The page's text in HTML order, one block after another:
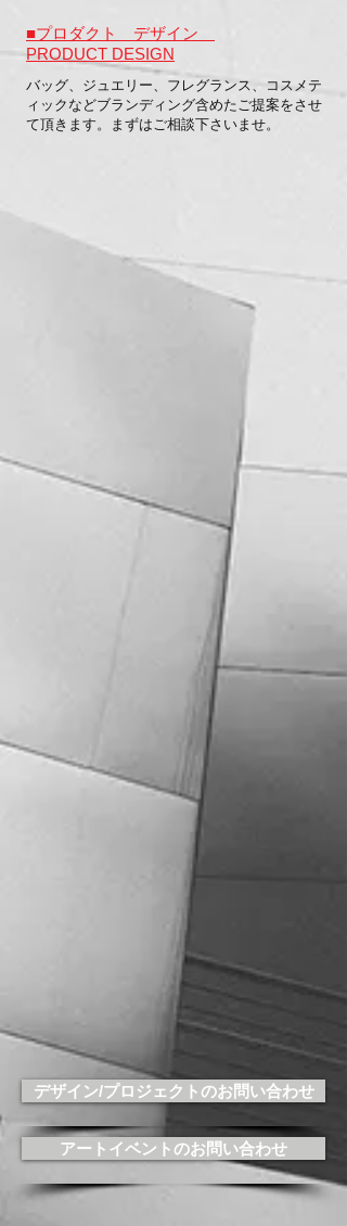
デザイン/プロジェクトのお問い合わせ
アートイベントのお問い合わせ
■プロダクト デザイン
PRODUCT DESIGN
バッグ、ジュエリー、フレグランス、コスメテ
ィックなどブランディング含めたご提案をさせ
て頂きます。まずはご相談下さいませ。